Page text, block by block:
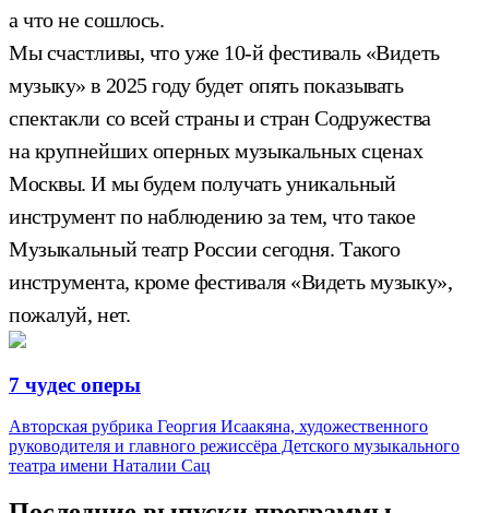
а что не сошлось.
Мы счастливы, что уже 10-й фестиваль «Видеть
музыку» в 2025 году будет опять показывать
спектакли со всей страны и стран Содружества
на крупнейших оперных музыкальных сценах
Москвы. И мы будем получать уникальный
инструмент по наблюдению за тем, что такое
Музыкальный театр России сегодня. Такого
инструмента, кроме фестиваля «Видеть музыку»,
пожалуй, нет.
7 чудес оперы
Авторская рубрика Георгия Исаакяна, художественного
руководителя и главного режиссёра Детского музыкального
театра имени Наталии Сац